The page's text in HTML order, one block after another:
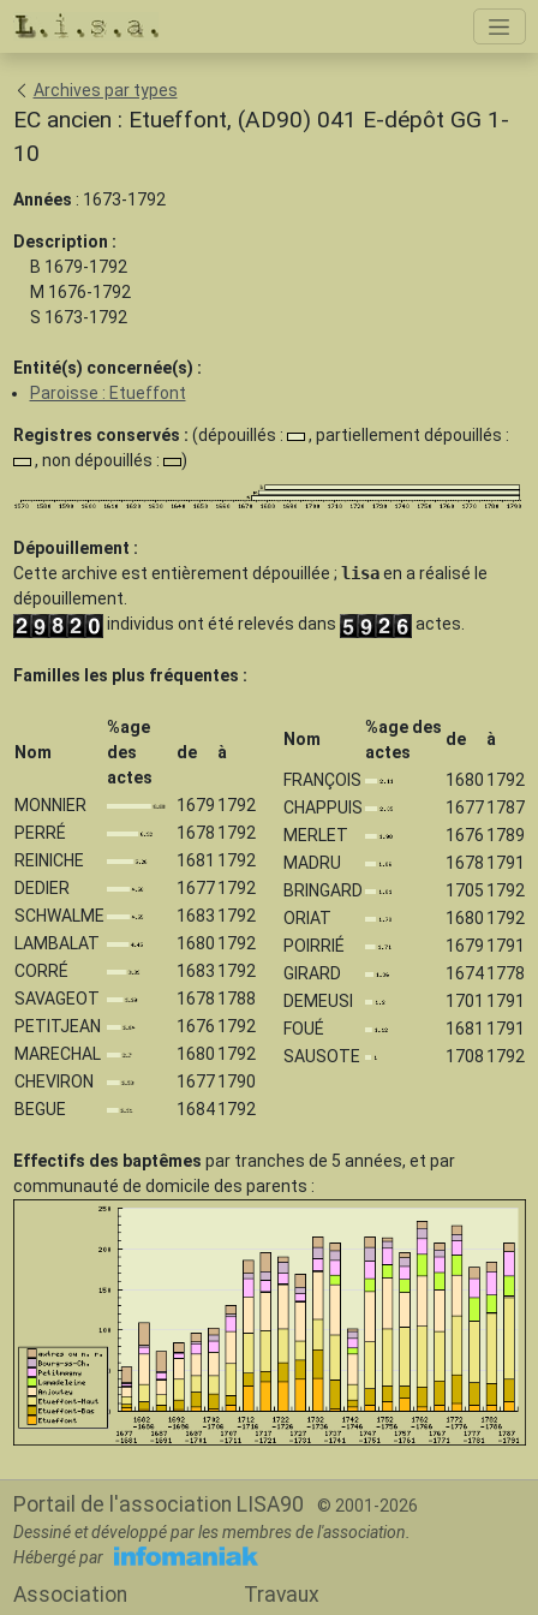
Archives par types
EC ancien : Etueffont, (AD90) 041 E-dépôt GG 1-
10
Années : 1673-1792
Description :
B 1679-1792
M 1676-1792
S 1673-1792
Entité(s) concernée(s) :
Paroisse : Etueffont
Registres conservés : (dépouillés :
, partiellement dépouillés :
, non dépouillés :
)
Dépouillement :
Cette archive est entièrement dépouillée ; lisaen a réalisé le
dépouillement.
individus ont été relevés dans
actes.
Familles les plus fréquentes :
Nom
%age
des
actes
de à
MONNIER 1679 1792
PERRÉ
1678 1792
REINICHE
1681 1792
DEDIER
1677 1792
SCHWALME
1683 1792
LAMBALAT
1680 1792
CORRÉ
1683 1792
SAVAGEOT
1678 1788
PETITJEAN
1676 1792
MARECHAL
1680 1792
CHEVIRON
1677 1790
BEGUE
1684 1792
Nom
%age des
actes
de à
FRANÇOIS 1680 1792
CHAPPUIS
1677 1787
MERLET
1676 1789
MADRU
1678 1791
BRINGARD
1705 1792
ORIAT
1680 1792
POIRRIÉ
1679 1791
GIRARD
1674 1778
DEMEUSI
1701 1791
FOUÉ
1681 1791
SAUSOTE
1708 1792
Effectifs des baptêmes par tranches de 5 années, et par
communauté de domicile des parents :
Portail de l'association LISA90
© 2001-2026
Dessiné et développé par les membres de l'association.
Hébergé par
Association Travaux